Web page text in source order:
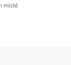
místě